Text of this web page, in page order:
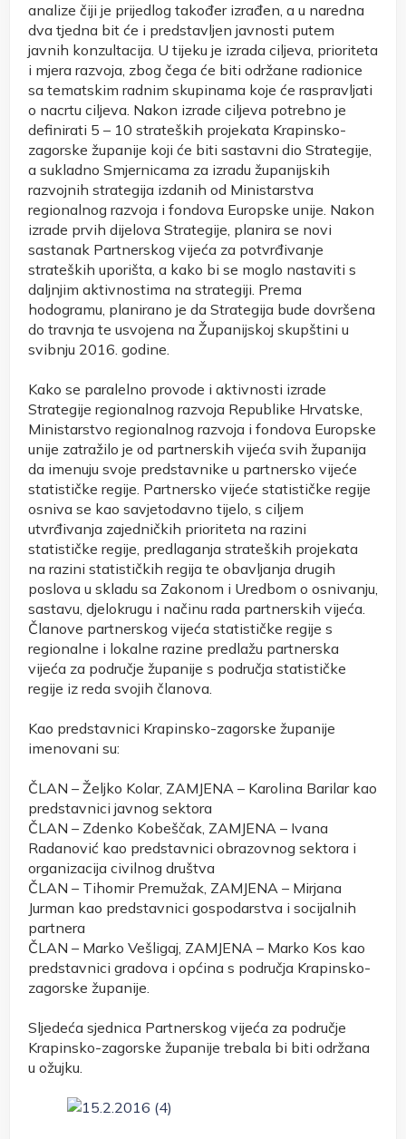
analize čiji je prijedlog također izrađen, a u naredna
dva tjedna bit će i predstavljen javnosti putem
javnih konzultacija. U tijeku je izrada ciljeva, prioriteta
i mjera razvoja, zbog čega će biti održane radionice
sa tematskim radnim skupinama koje će raspravljati
o nacrtu ciljeva. Nakon izrade ciljeva potrebno je
definirati 5 – 10 strateških projekata Krapinsko-
zagorske županije koji će biti sastavni dio Strategije,
a sukladno Smjernicama za izradu županijskih
razvojnih strategija izdanih od Ministarstva
regionalnog razvoja i fondova Europske unije. Nakon
izrade prvih dijelova Strategije, planira se novi
sastanak Partnerskog vijeća za potvrđivanje
strateških uporišta, a kako bi se moglo nastaviti s
daljnjim aktivnostima na strategiji. Prema
hodogramu, planirano je da Strategija bude dovršena
do travnja te usvojena na Županijskoj skupštini u
svibnju 2016. godine.
Kako se paralelno provode i aktivnosti izrade
Strategije regionalnog razvoja Republike Hrvatske,
Ministarstvo regionalnog razvoja i fondova Europske
unije zatražilo je od partnerskih vijeća svih županija
da imenuju svoje predstavnike u partnersko vijeće
statističke regije. Partnersko vijeće statističke regije
osniva se kao savjetodavno tijelo, s ciljem
utvrđivanja zajedničkih prioriteta na razini
statističke regije, predlaganja strateških projekata
na razini statističkih regija te obavljanja drugih
poslova u skladu sa Zakonom i Uredbom o osnivanju,
sastavu, djelokrugu i načinu rada partnerskih vijeća.
Članove partnerskog vijeća statističke regije s
regionalne i lokalne razine predlažu partnerska
vijeća za područje županije s područja statističke
regije iz reda svojih članova.
Kao predstavnici Krapinsko-zagorske županije
imenovani su:
ČLAN – Željko Kolar, ZAMJENA – Karolina Barilar kao
predstavnici javnog sektora
ČLAN – Zdenko Kobeščak, ZAMJENA – Ivana
Radanović kao predstavnici obrazovnog sektora i
organizacija civilnog društva
ČLAN – Tihomir Premužak, ZAMJENA – Mirjana
Jurman kao predstavnici gospodarstva i socijalnih
partnera
ČLAN – Marko Vešligaj, ZAMJENA – Marko Kos kao
predstavnici gradova i općina s područja Krapinsko-
zagorske županije.
Sljedeća sjednica Partnerskog vijeća za područje
Krapinsko-zagorske županije trebala bi biti održana
u ožujku.